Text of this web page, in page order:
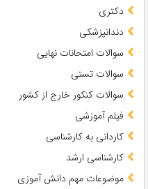
دکتری
دندانپزشکی
سوالات امتحانات نهایی
سوالات تستی
سوالات کنکور خارج از کشور
فیلم آموزشی
کاردانی به کارشناسی
کارشناسی ارشد
موضوعات مهم دانش آموزی